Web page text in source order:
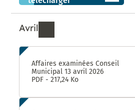
Avril
Ressources de Avril 2026
Affaires examinées Conseil
Municipal 13 avril 2026
PDF - 217,24 Ko